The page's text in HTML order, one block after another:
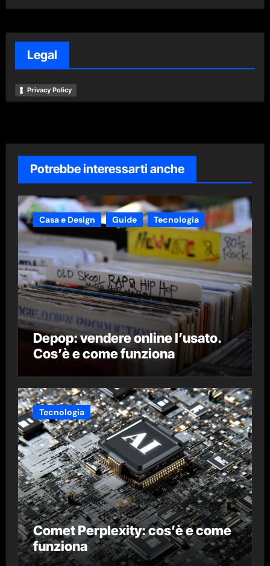
Legal
Privacy Policy
Potrebbe interessarti anche
Casa e Design Guide Tecnologia
Depop: vendere online l’usato.
Cos’è e come funziona
Tecnologia
Comet Perplexity: cos’è e come
funziona